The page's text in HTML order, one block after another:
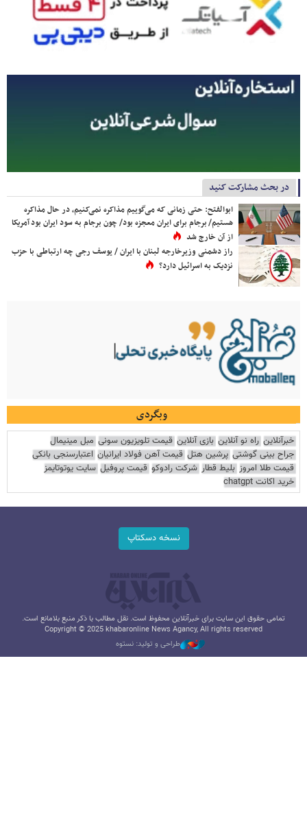
در بحث مشارکت کنید
ابوالفتح: حتی زمانی که می‌گوییم مذاکره نمی‌کنیم، در حال مذاکره
هستیم/ برجام برای ایران معجزه بود/ چون برجام به سود ایران بود آمریکا
از آن خارج شد
راز دشمنی وزیرخارجه لبنان با ایران / یوسف رجی چه ارتباطی با حزب
نزدیک به اسرائیل دارد؟
وبگردی
خبرآنلاین راه نو آنلاین بازی آنلاین قیمت تلویزیون سونی مبل مینیمال
جراح بینی گوشتی پرشین هتل قیمت آهن فولاد ایرانیان اعتبارسنجی بانکی
قیمت طلا امروز بلیط قطار شرکت رادوکو قیمت پروفیل سایت یوتوتایمز
خرید اکانت chatgpt
نسخه دسکتاپ
تمامی حقوق این سایت برای خبرآنلاین محفوظ است. نقل مطالب با ذکر منبع بلامانع است.
Copyright © 2025 khabaronline News Agancy, All rights reserved
طراحی و تولید: نستوه